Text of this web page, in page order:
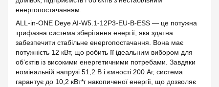
енергопостачанням.
ALL-in-ONE Deye AI-W5.1-12P3-EU-B-ESS — це потужна
трифазна система зберігання енергії, яка здатна
забезпечити стабільне енергопостачання. Вона має
потужність 12 кВт, що робить її ідеальним вибором для
об’єктів із високими енергетичними потребами. Завдяки
номінальній напрузі 51,2 В і ємності 200 Аг, система
гарантує до 10,2 кВт*г накопиченої енергії, що дозволяє